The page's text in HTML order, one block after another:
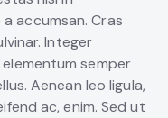
accumsan. Cras
Integer
semper
Aenean leo ligula,
ac, enim. Sed ut